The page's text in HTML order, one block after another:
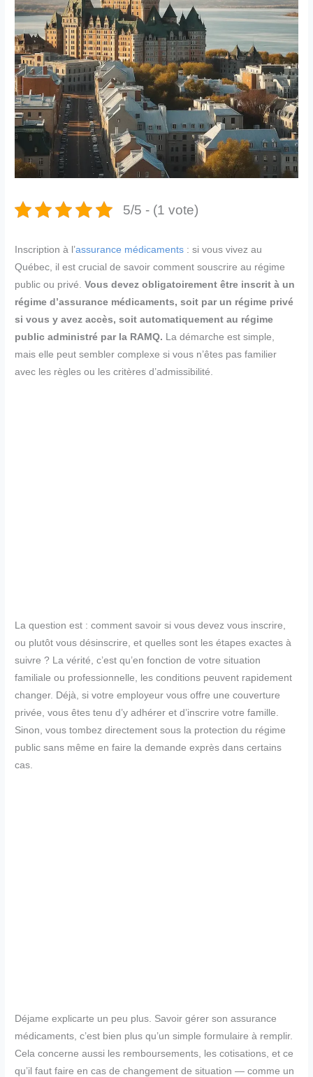
5/5 - (1 vote)
Inscription à l’assurance médicaments : si vous vivez au
Québec, il est crucial de savoir comment souscrire au régime
public ou privé.Vous devez obligatoirement être inscrit à un
régime d’assurance médicaments, soit par un régime privé
si vous y avez accès, soit automatiquement au régime
public administré par la RAMQ. La démarche est simple,
mais elle peut sembler complexe si vous n’êtes pas familier
avec les règles ou les critères d’admissibilité.
La question est : comment savoir si vous devez vous inscrire,
ou plutôt vous désinscrire, et quelles sont les étapes exactes à
suivre ? La vérité, c’est qu’en fonction de votre situation
familiale ou professionnelle, les conditions peuvent rapidement
changer. Déjà, si votre employeur vous offre une couverture
privée, vous êtes tenu d’y adhérer et d’inscrire votre famille.
Sinon, vous tombez directement sous la protection du régime
public sans même en faire la demande exprès dans certains
cas.
Déjame explicarte un peu plus. Savoir gérer son assurance
médicaments, c’est bien plus qu’un simple formulaire à remplir.
Cela concerne aussi les remboursements, les cotisations, et ce
qu’il faut faire en cas de changement de situation — comme un